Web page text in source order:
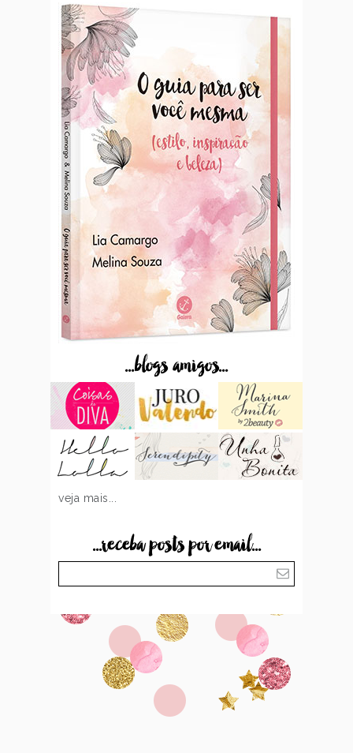
...blogs amigos...
veja mais...
...receba posts por email...